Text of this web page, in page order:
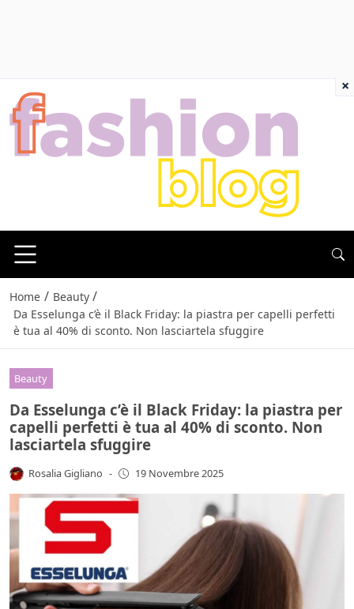
Home / Beauty /
Da Esselunga c’è il Black Friday: la piastra per capelli perfetti
è tua al 40% di sconto. Non lasciartela sfuggire
Beauty
Da Esselunga c’è il Black Friday: la piastra per
capelli perfetti è tua al 40% di sconto. Non
lasciartela sfuggire
Rosalia Gigliano - 19 Novembre 2025
×